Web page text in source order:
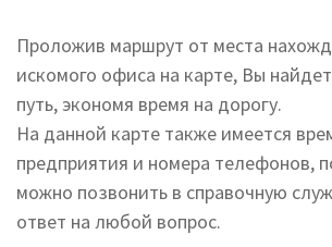
Проложив маршрут от места
искомого офиса на карте, Вы
путь, экономя время на дорогу.
На данной карте также имеется
предприятия и номера телефонов,
можно позвонить в справочную
ответ на любой вопрос.